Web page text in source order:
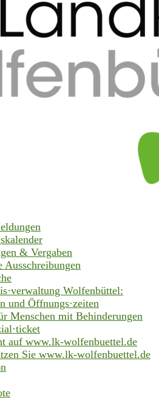
& Vergaben
Ausschreibungen
Wolfenbüttel:
und Öffnungs·zeiten
Menschen mit Behinderungen
auf www.lk-wolfenbuettel.de
Sie www.lk-wolfenbuettel.de